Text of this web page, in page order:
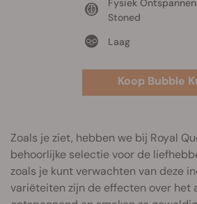
Fysiek
Stoned
Laag
Koop Bubble
Zoals je ziet, hebben we bij Royal
behoorlijke selectie voor de
zoals je kunt verwachten van deze
variëteiten zijn de effecten over het